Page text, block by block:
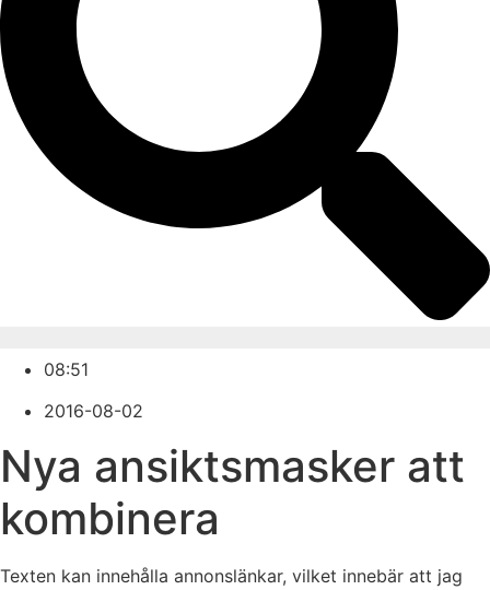
08:51
2016-08-02
Nya ansiktsmasker att
kombinera
Texten kan innehålla annonslänkar, vilket innebär att jag